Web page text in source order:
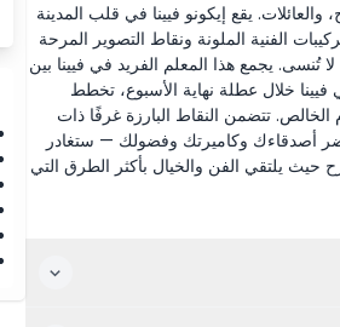
يقع إيكونو فيينا في قلب المدينة
الفنية الملونة ونقاط التصوير المرحة
يجمع هذا المعلم الفريد في فيينا بين
خلال عطلة نهاية الأسبوع، تخطط
تتضمن النقاط البارزة غرفًا ذات
أصدقاءك وكاميرتك وفضولك — ستغادر
حيث يلتقي الفن والخيال بأكثر الطرق التي